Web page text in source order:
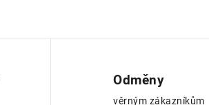
Odměny
věrným zákazníkům